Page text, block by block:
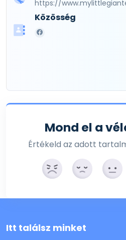
https://
Közösség
Mond el a
Értékeld az adott
Itt találsz minket